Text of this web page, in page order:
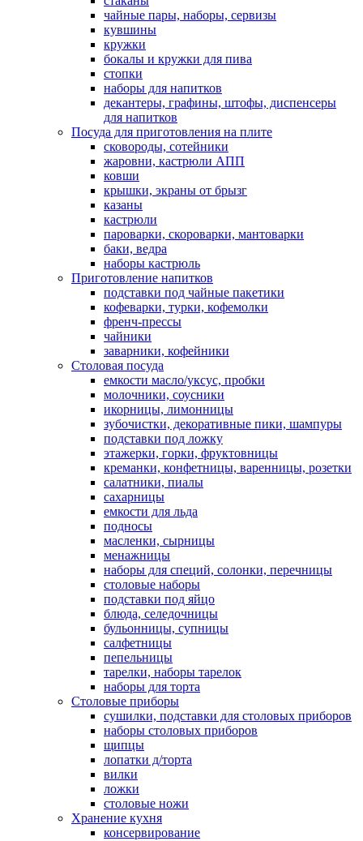
чайные пары, наборы, сервизы
кувшины
кружки
бокалы и кружки для пива
стопки
наборы для напитков
декантеры, графины, штофы, диспенсеры
для напитков
Посуда для приготовления на плите
сковороды, сотейники
жаровни, кастрюли АПП
ковши
крышки, экраны от брызг
казаны
кастрюли
пароварки, скороварки, мантоварки
баки, ведра
наборы кастрюль
Приготовление напитков
подставки под чайные пакетики
кофеварки, турки, кофемолки
френч-прессы
чайники
заварники, кофейники
Столовая посуда
емкости масло/уксус, пробки
молочники, соусники
икорницы, лимонницы
зубочистки, декоративные пики, шампуры
подставки под ложку
этажерки, горки, фруктовницы
креманки, конфетницы, варенницы, розетки
салатники, пиалы
сахарницы
емкости для льда
подносы
масленки, сырницы
менажницы
наборы для специй, солонки, перечницы
столовые наборы
подставки под яйцо
блюда, селедочницы
бульонницы, супницы
салфетницы
пепельницы
тарелки, наборы тарелок
наборы для торта
Столовые приборы
сушилки, подставки для столовых приборов
наборы столовых приборов
щипцы
лопатки д/торта
вилки
ложки
столовые ножи
Хранение кухня
консервирование